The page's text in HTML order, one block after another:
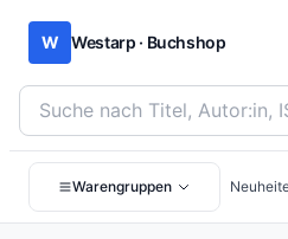
W Westarp · Buchshop
Bücher suchen nach Titel, Autor:in
Warengruppen